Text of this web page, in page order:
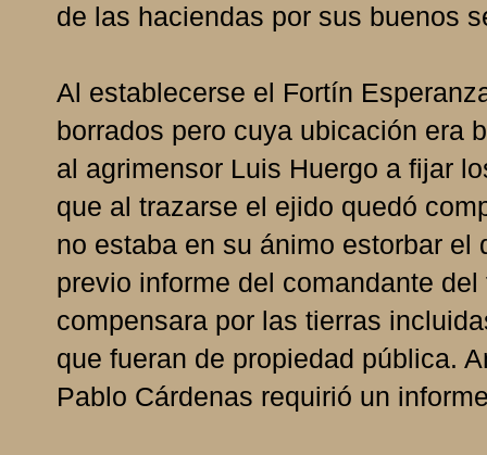
de las haciendas por sus buenos
Al establecerse el Fortín
borrados pero cuya ubicación era
al agrimensor Luis Huergo a fijar
que al trazarse el ejido quedó
no estaba en su ánimo estorbar
previo informe del comandante
compensara por las tierras
que fueran de propiedad pública.
Pablo Cárdenas requirió un